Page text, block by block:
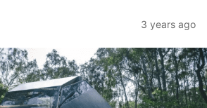
3 years ago